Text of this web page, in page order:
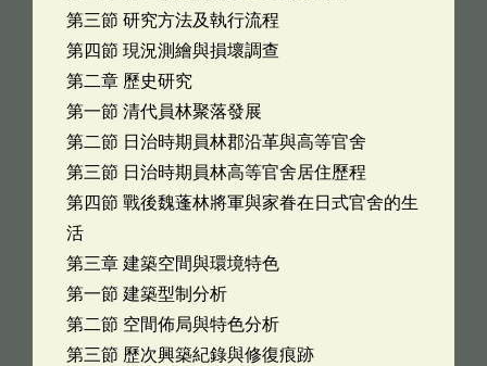
第三節 研究方法及執行流程
第四節 現況測繪與損壞調查
第二章 歷史研究
第一節 清代員林聚落發展
第二節 日治時期員林郡沿革與高等官舍
第三節 日治時期員林高等官舍居住歷程
第四節 戰後魏蓬林將軍與家眷在日式官舍的生
活
第三章 建築空間與環境特色
第一節 建築型制分析
第二節 空間佈局與特色分析
第三節 歷次興築紀錄與修復痕跡